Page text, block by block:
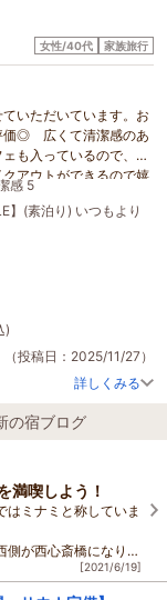
女性/40代 家族旅行
いただいています。お
価◎ 広くて清潔感のあ
ェも入っているので、チ
クアウトができるので嬉
感 5
】(素泊り) いつもより
)
（投稿日：2025/11/27）
詳しくみる
の宿ブログ
満喫しよう！
はミナミと称していま
側が西心斎橋になりま
斎橋になり、ここでは
[2021/6/19]